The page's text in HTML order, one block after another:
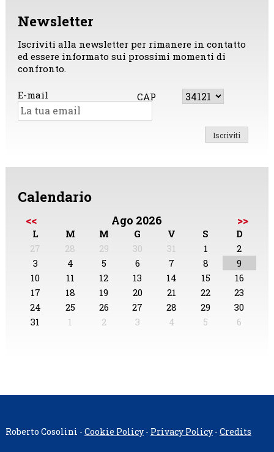
Newsletter
Iscriviti alla newsletter per rimanere in contatto
ed essere informato sui prossimi momenti di
confronto.
E-mail CAP
Calendario
<< Ago 2026 >>
L M M G V S
D
27
28 29 30 31 1
2
3
4 5 6 7 8
9
10
11 12 13 14 15
16
17
18 19 20 21 22
23
24
25 26 27 28 29
30
31
1 2 3 4 5 6
Roberto Cosolini - Cookie Policy- Privacy Policy- Credits